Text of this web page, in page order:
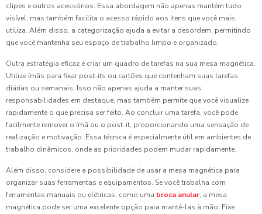
clipes e outros acessórios. Essa abordagem não apenas mantém tudo
visível, mas também facilita o acesso rápido aos itens que você mais
utiliza. Além disso, a categorização ajuda a evitar a desordem, permitindo
que você mantenha seu espaço de trabalho limpo e organizado.
Outra estratégia eficaz é criar um quadro de tarefas na sua mesa magnética.
Utilize ímãs para fixar post-its ou cartões que contenham suas tarefas
diárias ou semanais. Isso não apenas ajuda a manter suas
responsabilidades em destaque, mas também permite que você visualize
rapidamente o que precisa ser feito. Ao concluir uma tarefa, você pode
facilmente remover o ímã ou o post-it, proporcionando uma sensação de
realização e motivação. Essa técnica é especialmente útil em ambientes de
trabalho dinâmicos, onde as prioridades podem mudar rapidamente.
Além disso, considere a possibilidade de usar a mesa magnética para
organizar suas ferramentas e equipamentos. Se você trabalha com
ferramentas manuais ou elétricas, como uma broca anular, a mesa
magnética pode ser uma excelente opção para mantê-las à mão. Fixe